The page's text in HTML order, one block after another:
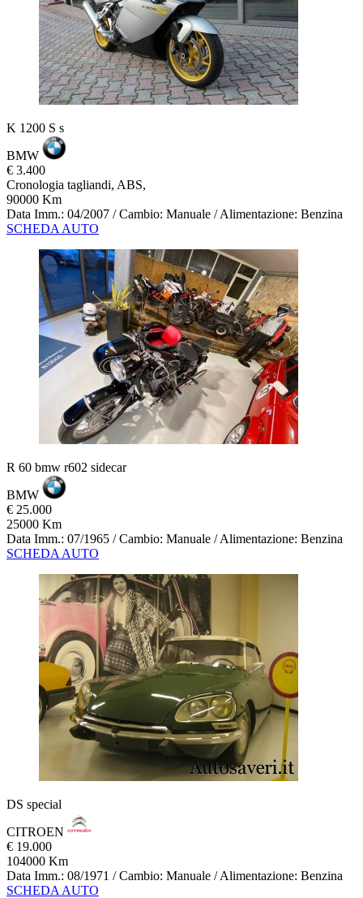
K 1200 S s
BMW
€ 3.400
Cronologia tagliandi, ABS,
90000 Km
Data Imm.: 04/2007 / Cambio: Manuale / Alimentazione: Benzina
SCHEDA AUTO
R 60 bmw r602 sidecar
BMW
€ 25.000
25000 Km
Data Imm.: 07/1965 / Cambio: Manuale / Alimentazione: Benzina
SCHEDA AUTO
DS special
CITROEN
€ 19.000
104000 Km
Data Imm.: 08/1971 / Cambio: Manuale / Alimentazione: Benzina
SCHEDA AUTO